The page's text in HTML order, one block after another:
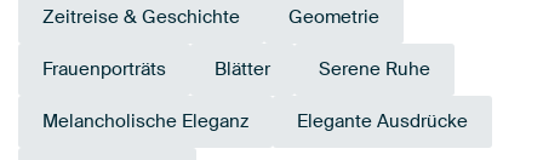
Zeitreise & Geschichte Geometrie
Frauenporträts Blätter Serene Ruhe
Melancholische Eleganz Elegante Ausdrücke